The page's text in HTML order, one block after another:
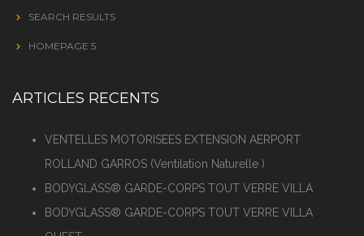
SEARCH RESULTS
HOMEPAGE 5
ARTICLES RECENTS
VENTELLES MOTORISEES EXTENSION AERPORT
ROLLAND GARROS (Ventilation Naturelle )
BODYGLASS® GARDE-CORPS TOUT VERRE VILLA
BODYGLASS® GARDE-CORPS TOUT VERRE VILLA